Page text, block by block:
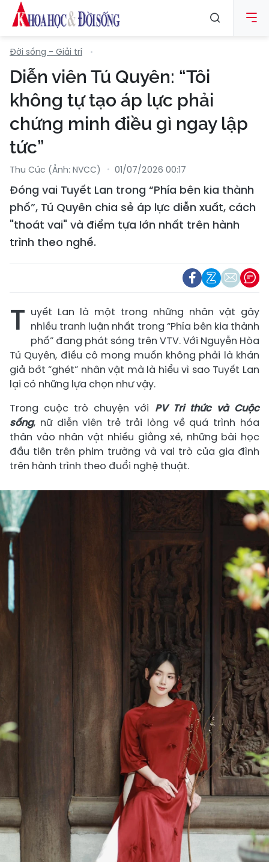
Đời sống - Giải trí
Diễn viên Tú Quyên: “Tôi
không tự tạo áp lực phải
chứng minh điều gì ngay lập
tức”
Thu Cúc (Ảnh: NVCC) 01/07/2026 00:17
Đóng vai Tuyết Lan trong “Phía bên kia thành
phố”, Tú Quyên chia sẻ áp lực diễn xuất, cách
"thoát vai" và điểm tựa lớn nhất trên hành
trình theo nghề.
T uyết Lan là một trong những nhân vật gây
nhiều tranh luận nhất trong “Phía bên kia thành
phố” đang phát sóng trên VTV. Với Nguyễn Hòa
Tú Quyên, điều cô mong muốn không phải là khán
giả bớt “ghét” nhân vật mà là hiểu vì sao Tuyết Lan
lại có những lựa chọn như vậy.
Trong cuộc trò chuyện với PV Tri thức và Cuộc
sống, nữ diễn viên trẻ trải lòng về quá trình hóa
thân vào nhân vật nhiều giằng xé, những bài học
đầu tiên trên phim trường và vai trò của gia đình
trên hành trình theo đuổi nghệ thuật.